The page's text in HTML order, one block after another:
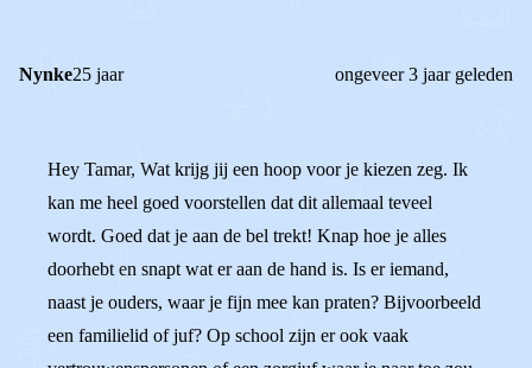
Nynke25 jaar ongeveer 3 jaar geleden
Hey Tamar, Wat krijg jij een hoop voor je kiezen zeg. Ik
kan me heel goed voorstellen dat dit allemaal teveel
wordt. Goed dat je aan de bel trekt! Knap hoe je alles
doorhebt en snapt wat er aan de hand is. Is er iemand,
naast je ouders, waar je fijn mee kan praten? Bijvoorbeeld
een familielid of juf? Op school zijn er ook vaak